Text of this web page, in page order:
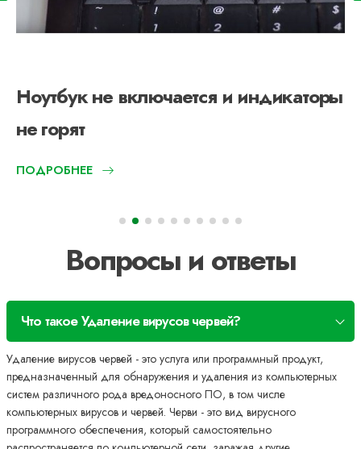
Ноутбук не включается и индикаторы
не горят
ПОДРОБНЕЕ
Вопросы и ответы
Что такое Удаление вирусов червей?
Удаление вирусов червей - это услуга или программный продукт,
предназначенный для обнаружения и удаления из компьютерных
систем различного рода вредоносного ПО, в том числе
компьютерных вирусов и червей. Черви - это вид вирусного
программного обеспечения, который самостоятельно